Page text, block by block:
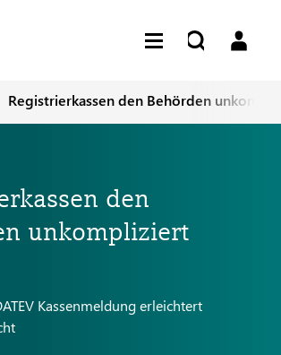
Registrierkassen den Behörden
den
unkompliziert
Kassenmeldung erleichtert